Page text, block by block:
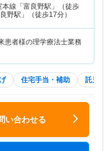
本線「富良野駅」（徒歩
野駅」（徒歩17分）
患者様の理学療法士業務
住宅手当・補助 託児所
い合わせる